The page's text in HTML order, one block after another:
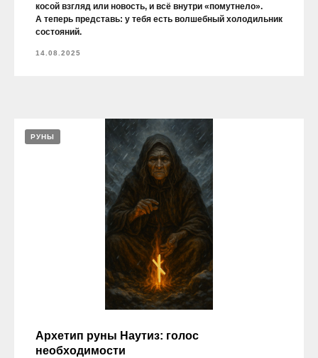
косой взгляд или новость, и всё внутри «помутнело».
А теперь представь: у тебя есть волшебный холодильник
состояний.
14.08.2025
РУНЫ
Архетип руны Наутиз: голос
необходимости